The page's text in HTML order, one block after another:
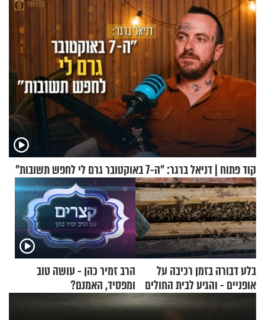
קוד פתוח | דניאל ברגר: "ה-7 באוקטובר גרם לי לחפש תשובות"
בלע דבורה בזמן רכיבה על
אופניים - והגיע לבית החולים
הרב זמיר כהן - עושה טוב
ומפסיד, האמנם?